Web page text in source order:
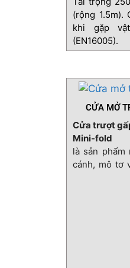
(rộng 1.5m).
khi gặp
(EN16005).
CỬA MỞ
Cửa trượt
Mini-fold
là sản phẩm
cánh, mô tơ